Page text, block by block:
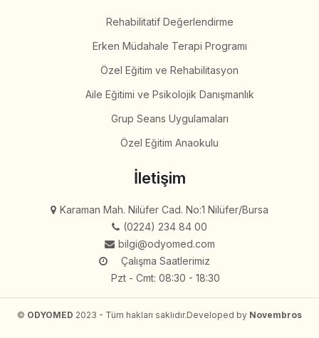
Rehabilitatif Değerlendirme
Erken Müdahale Terapi Programı
Özel Eğitim ve Rehabilitasyon
Aile Eğitimi ve Psikolojik Danışmanlık
Grup Seans Uygulamaları
Özel Eğitim Anaokulu
İletişim
Karaman Mah. Nilüfer Cad. No:1 Nilüfer/Bursa
(0224) 234 84 00
bilgi@odyomed.com
Çalışma Saatlerimiz
Pzt - Cmt: 08:30 - 18:30
© ODYOMED 2023 - Tüm hakları saklıdır.Developed by Novembros